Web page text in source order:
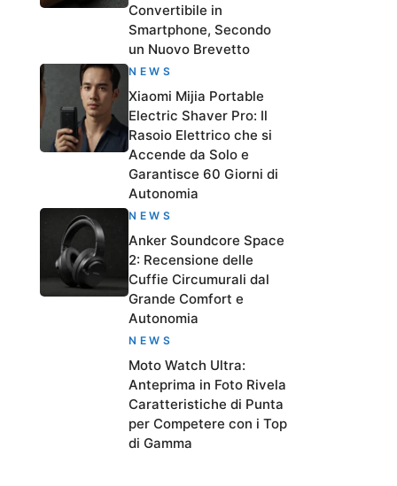
Convertibile in
Smartphone, Secondo
un Nuovo Brevetto
NEWS
Xiaomi Mijia Portable
Electric Shaver Pro: Il
Rasoio Elettrico che si
Accende da Solo e
Garantisce 60 Giorni di
Autonomia
NEWS
Anker Soundcore Space
2: Recensione delle
Cuffie Circumurali dal
Grande Comfort e
Autonomia
NEWS
Moto Watch Ultra:
Anteprima in Foto Rivela
Caratteristiche di Punta
per Competere con i Top
di Gamma